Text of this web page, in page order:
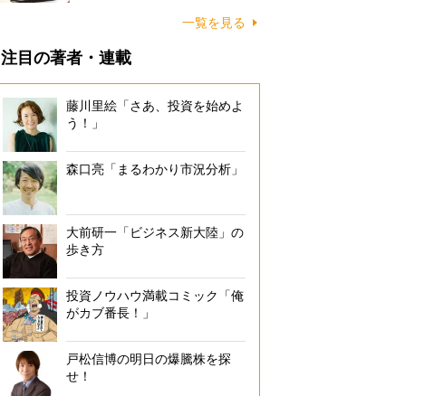
一覧を見る
注目の著者・連載
藤川里絵「さあ、投資を始めよ
う！」
森口亮「まるわかり市況分析」
大前研一「ビジネス新大陸」の
歩き方
投資ノウハウ満載コミック「俺
がカブ番長！」
戸松信博の明日の爆騰株を探
せ！